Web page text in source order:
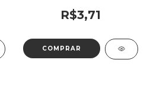
R$3,71